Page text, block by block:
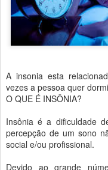
A insonia esta
vezes a pessoa quer
O QUE É INSÔNIA?
Insônia é a dificuldade
percepção de um sono
social e/ou profissional.
Devido ao grande